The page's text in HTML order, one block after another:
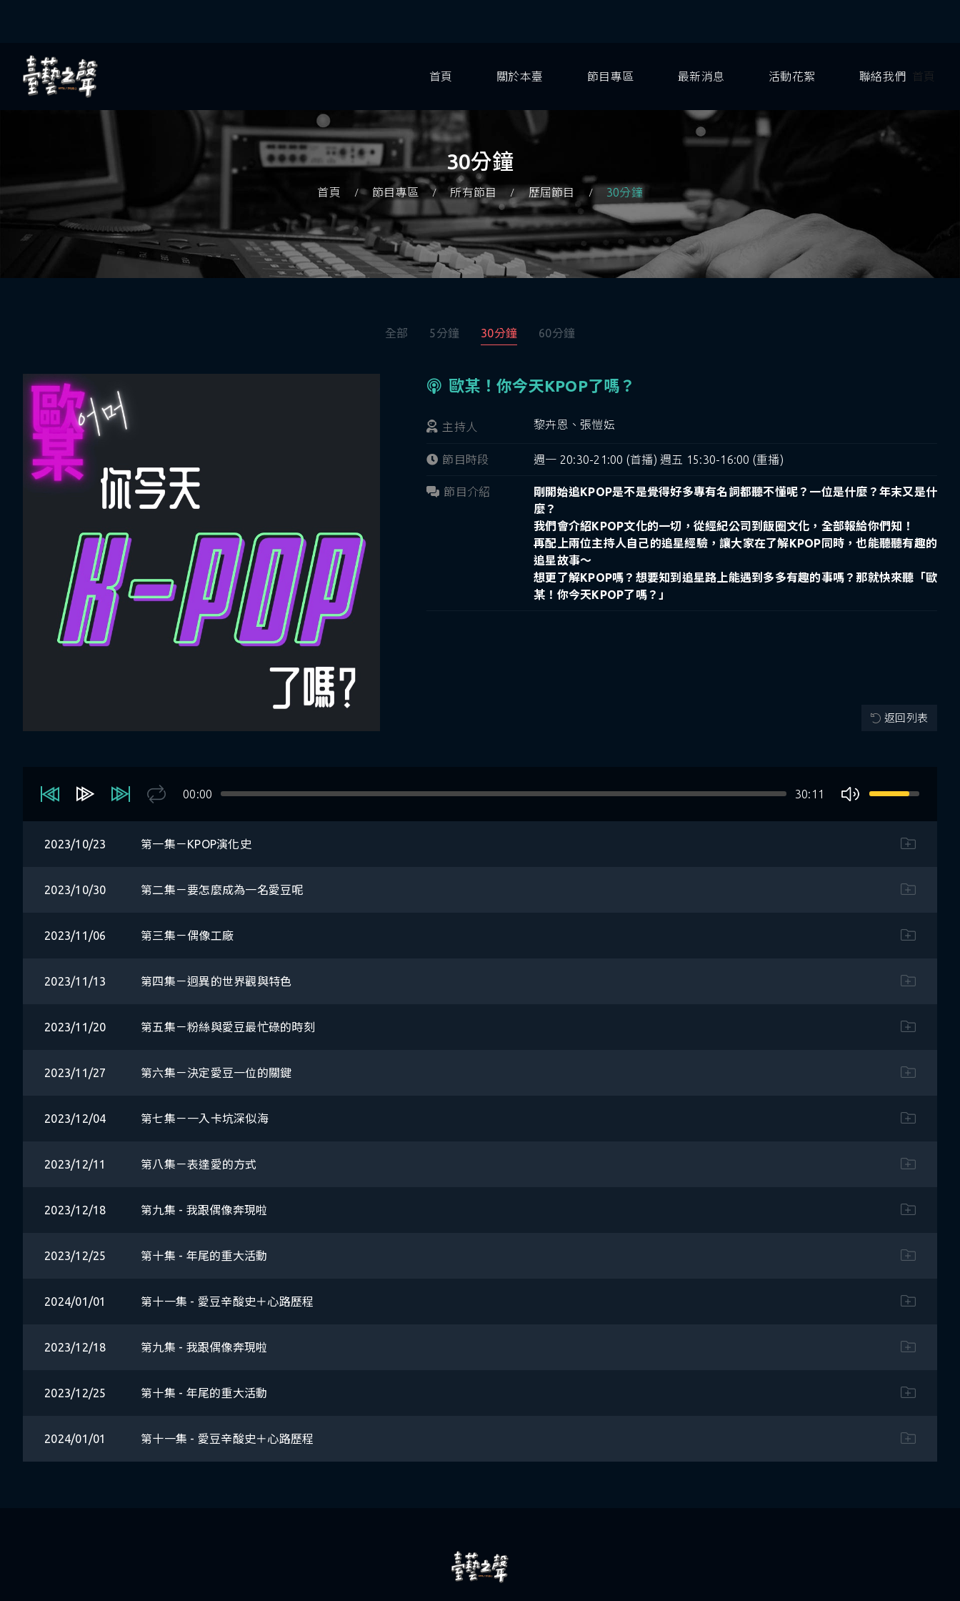
首頁
首頁 關於本臺 節目專區 最新消息 活動花絮 聯絡我們
30分鐘
首頁 節目專區 所有節目 歷屆節目 30分鐘
全部 5分鐘 30分鐘 60分鐘
歐某！你今天KPOP了嗎？
主持人 黎卉恩、張愷妘
節目時段 週一 20:30-21:00 (首播) 週五 15:30-16:00 (重播)
節目介紹
剛開始追KPOP是不是覺得好多專有名詞都聽不懂呢？一位是什麼？年末又是什
麼？
我們會介紹KPOP文化的一切，從經紀公司到飯圈文化，全部報給你們知！
再配上兩位主持人自己的追星經驗，讓大家在了解KPOP同時，也能聽聽有趣的
追星故事～
想更了解KPOP嗎？想要知到追星路上能遇到多多有趣的事嗎？那就快來聽「歐
某！你今天KPOP了嗎？」
返回列表
00:00 30:11
2023/10/23 第一集－KPOP演化史
2023/10/30 第二集－要怎麼成為一名愛豆呢
2023/11/06 第三集－偶像工廠
2023/11/13 第四集－迥異的世界觀與特色
2023/11/20 第五集－粉絲與愛豆最忙碌的時刻
2023/11/27 第六集－決定愛豆一位的關鍵
2023/12/04 第七集－一入卡坑深似海
2023/12/11 第八集－表達愛的方式
2023/12/18 第九集 - 我跟偶像奔現啦
2023/12/25 第十集 - 年尾的重大活動
2024/01/01 第十一集 - 愛豆辛酸史＋心路歷程
2023/12/18 第九集 - 我跟偶像奔現啦
2023/12/25 第十集 - 年尾的重大活動
2024/01/01 第十一集 - 愛豆辛酸史＋心路歷程